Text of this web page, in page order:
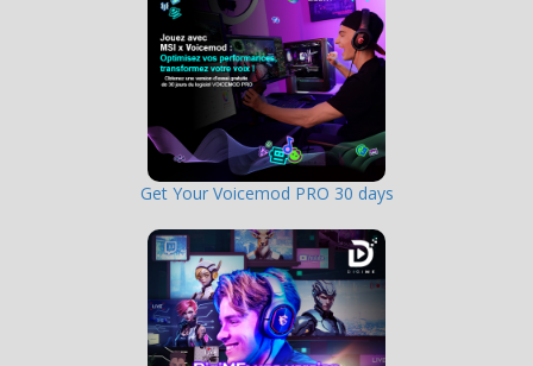
Get Your Voicemod PRO 30 days